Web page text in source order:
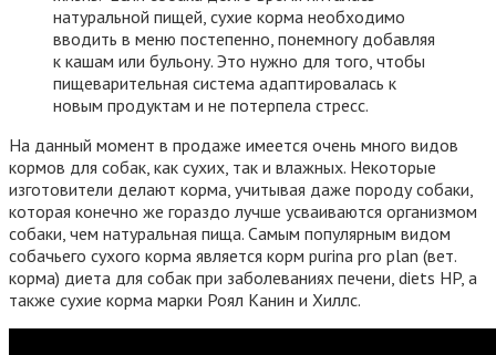
натуральной пищей, сухие корма необходимо
вводить в меню постепенно, понемногу добавляя
к кашам или бульону. Это нужно для того, чтобы
пищеварительная система адаптировалась к
новым продуктам и не потерпела стресс.
На данный момент в продаже имеется очень много видов
кормов для собак, как сухих, так и влажных. Некоторые
изготовители делают корма, учитывая даже породу собаки,
которая конечно же гораздо лучше усваиваются организмом
собаки, чем натуральная пища. Самым популярным видом
собачьего сухого корма является корм purina pro plan (вет.
корма) диета для собак при заболеваниях печени, diets HP, а
также сухие корма марки Роял Канин и Хиллс.